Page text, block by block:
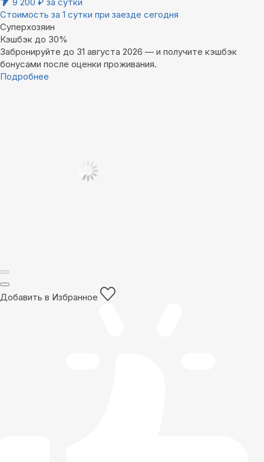
Стоимость за 1 сутки при заезде сегодня
Суперхозяин
Кэшбэк до 30%
Забронируйте до 31 августа 2026 — и получите кэшбэк
бонусами после оценки проживания.
Подробнее
Добавить в Избранное